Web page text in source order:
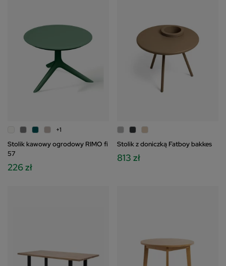
+1
Stolik kawowy ogrodowy RIMO fi
57
226 zł
Stolik z doniczką Fatboy bakkes
813 zł